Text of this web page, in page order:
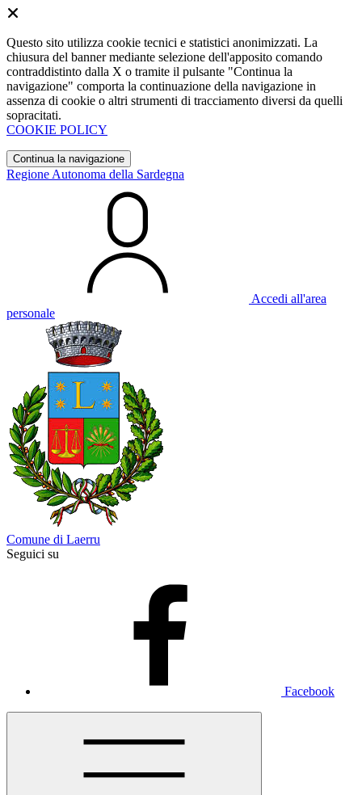
Questo sito utilizza cookie tecnici e statistici anonimizzati. La
chiusura del banner mediante selezione dell'apposito comando
contraddistinto dalla X o tramite il pulsante "Continua la
navigazione" comporta la continuazione della navigazione in
assenza di cookie o altri strumenti di tracciamento diversi da quelli
sopracitati.
COOKIE POLICY
Continua la navigazione
Regione Autonoma della Sardegna
Accedi all'area
personale
Comune di Laerru
Seguici su
Facebook